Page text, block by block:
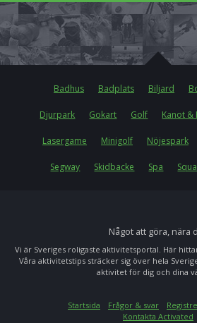
Badhus Badplats Biljard
Djurpark Gokart Golf Kanot &
Lasergame Minigolf Nöjespark
Segway Skidbacke Spa
Något att göra, nära
Vi är Sveriges roligaste aktivitetsportal. Här
Våra aktivitetstips sträcker sig över hela
aktivitet för dig och dina
Startsida Frågor & svar
Kontakta Activated